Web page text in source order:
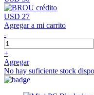
USD 27
Agregar a mi carrito
-
+
Agregar
No hay suficiente stock